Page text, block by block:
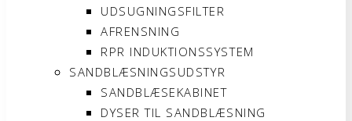
UDSUGNINGSFILTER
AFRENSNING
RPR INDUKTIONSSYSTEM
SANDBLÆSNINGSUDSTYR
SANDBLÆSEKABINET
DYSER TIL SANDBLÆSNING